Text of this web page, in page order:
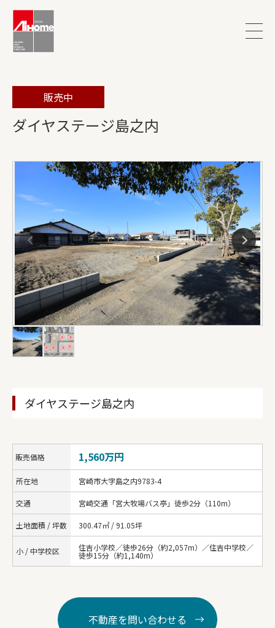
販売中
ダイヤステージ島之内
ダイヤステージ島之内
販売価格 1,560万円
所在地 宮崎市大字島之内9783-4
交通 宮崎交通「宮大牧場バス亭」徒歩2分（110m）
土地面積 / 坪数 300.47㎡ / 91.05坪
小 / 中学校区 住吉小学校／徒歩26分（約2,057m）／住吉中学校／
徒歩15分（約1,140m）
不動産を問い合わせる